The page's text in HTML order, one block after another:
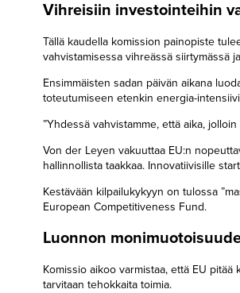
Vihreisiin investointeihin
Tällä kaudella komission painopiste
vahvistamisessa vihreässä siirtymässä
Ensimmäisten sadan päivän aikana
toteutumiseen etenkin energia-
”Yhdessä vahvistamme, että aika,
Von der Leyen vakuuttaa EU:n
hallinnollista taakkaa. Innovatiivisille
Kestävään kilpailukykyyn on tulossa
European Competitiveness Fund.
Luonnon
Komissio aikoo varmistaa, että EU
tarvitaan tehokkaita toimia.